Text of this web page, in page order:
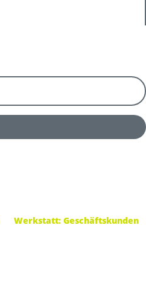
Werkstatt: Geschäftskunden